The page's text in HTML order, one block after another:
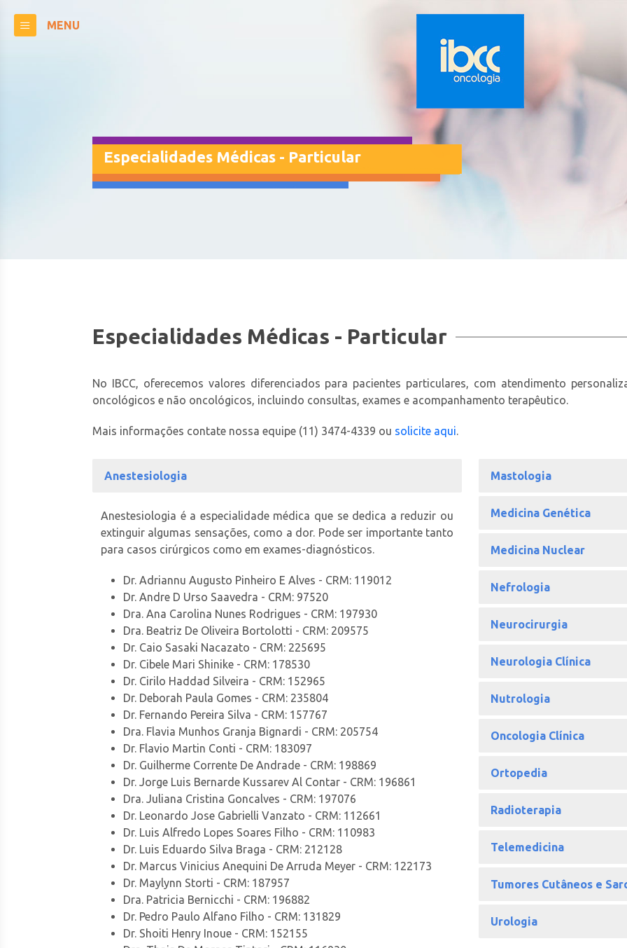
MENU
Especialidades Médicas - Particular
Especialidades Médicas - Particular
No IBCC, oferecemos valores diferenciados para pacientes particulares, com atendimento
oncológicos e não oncológicos, incluindo consultas, exames e acompanhamento terapêutico.
Mais informações contate nossa equipe (11) 3474-4339 ou solicite aqui.
Anestesiologia
Anestesiologia é a especialidade médica que se dedica a reduzir ou
extinguir algumas sensações, como a dor. Pode ser importante tanto
para casos cirúrgicos como em exames-diagnósticos.
Dr. Adriannu Augusto Pinheiro E Alves - CRM: 119012
Dr. Andre D Urso Saavedra - CRM: 97520
Dra. Ana Carolina Nunes Rodrigues - CRM: 197930
Dra. Beatriz De Oliveira Bortolotti - CRM: 209575
Dr. Caio Sasaki Nacazato - CRM: 225695
Dr. Cibele Mari Shinike - CRM: 178530
Dr. Cirilo Haddad Silveira - CRM: 152965
Dr. Deborah Paula Gomes - CRM: 235804
Dr. Fernando Pereira Silva - CRM: 157767
Dra. Flavia Munhos Granja Bignardi - CRM: 205754
Dr. Flavio Martin Conti - CRM: 183097
Dr. Guilherme Corrente De Andrade - CRM: 198869
Dr. Jorge Luis Bernarde Kussarev Al Contar - CRM: 196861
Dra. Juliana Cristina Goncalves - CRM: 197076
Dr. Leonardo Jose Gabrielli Vanzato - CRM: 112661
Dr. Luis Alfredo Lopes Soares Filho - CRM: 110983
Dr. Luis Eduardo Silva Braga - CRM: 212128
Dr. Marcus Vinicius Anequini De Arruda Meyer - CRM: 122173
Dr. Maylynn Storti - CRM: 187957
Dra. Patricia Bernicchi - CRM: 196882
Dr. Pedro Paulo Alfano Filho - CRM: 131829
Dr. Shoiti Henry Inoue - CRM: 152155
Mastologia
Medicina Genética
Medicina Nuclear
Nefrologia
Neurocirurgia
Neurologia Clínica
Nutrologia
Oncologia Clínica
Ortopedia
Radioterapia
Telemedicina
Tumores Cutâneos e
Urologia